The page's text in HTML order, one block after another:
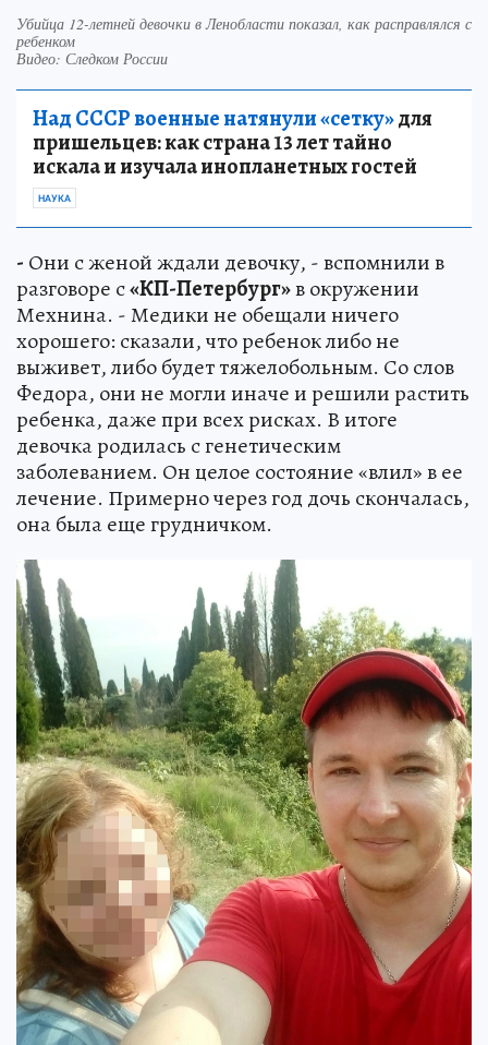
Убийца 12-летней девочки в Ленобласти показал, как расправлялся с
ребенком
Видео: Следком России
Над СССР военные натянули «сетку»для
пришельцев: как страна 13 лет тайно
искала и изучала инопланетных гостей
НАУКА
- Они с женой ждали девочку, - вспомнили в
разговоре с«КП-Петербург»в окружении
Мехнина. - Медики не обещали ничего
хорошего: сказали, что ребенок либо не
выживет, либо будет тяжелобольным. Со слов
Федора, они не могли иначе и решили растить
ребенка, даже при всех рисках. В итоге
девочка родилась с генетическим
заболеванием. Он целое состояние «влил» в ее
лечение. Примерно через год дочь скончалась,
она была еще грудничком.